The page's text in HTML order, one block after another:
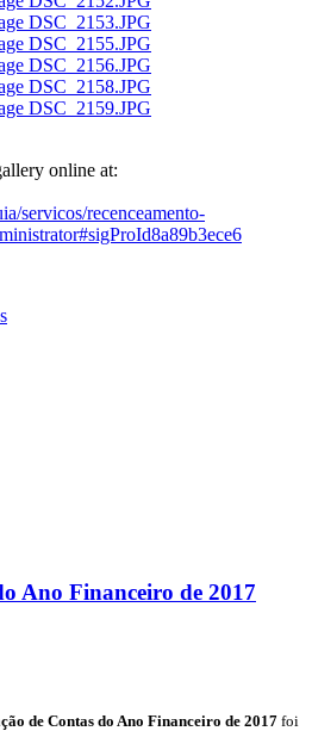
online at:
servicos/recenceamento-
Ano Financeiro de 2017
de Contas do Ano Financeiro de 2017 foi